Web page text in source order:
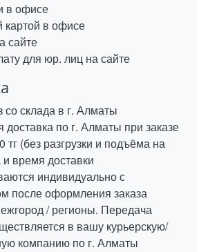
в офисе
картой в офисе
сайте
для юр. лиц на сайте
склада в г. Алматы
доставка по г. Алматы при заказе
тг (без разгрузки и подъёма на
время доставки
индивидуально с
после оформления заказа
/ регионы. Передача
в вашу курьерскую/
компанию по г. Алматы